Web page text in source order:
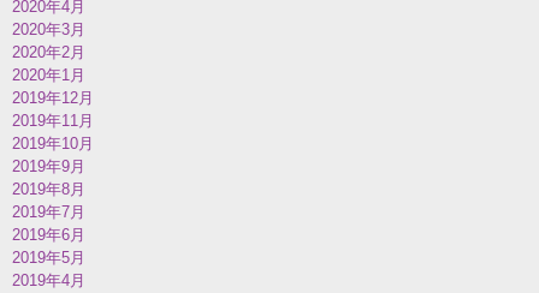
2020年4月
2020年3月
2020年2月
2020年1月
2019年12月
2019年11月
2019年10月
2019年9月
2019年8月
2019年7月
2019年6月
2019年5月
2019年4月